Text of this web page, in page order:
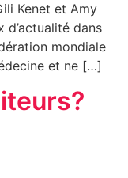
Kenet et Amy
d’actualité dans
mondiale
et ne […]